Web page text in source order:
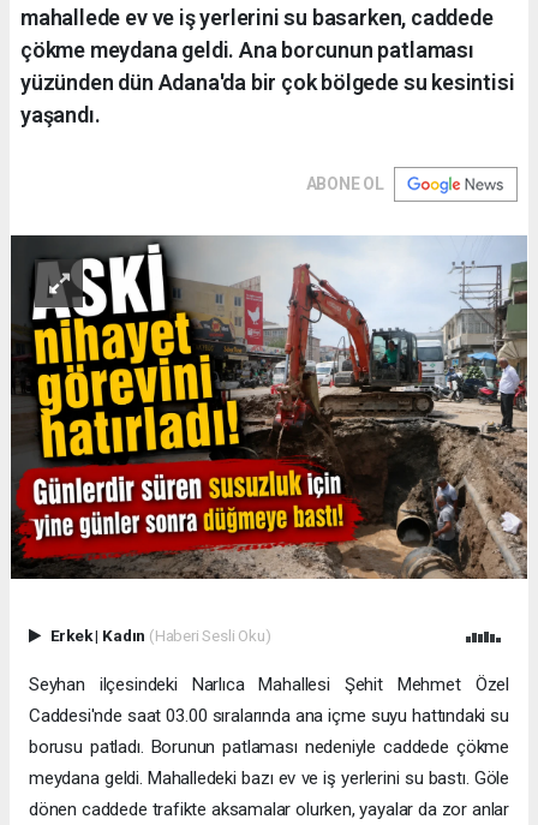
mahallede ev ve iş yerlerini su basarken, caddede
çökme meydana geldi. Ana borcunun patlaması
yüzünden dün Adana'da bir çok bölgede su kesintisi
yaşandı.
ABONE OL
Erkek| Kadın (Haberi Sesli Oku)
Seyhan ilçesindeki Narlıca Mahallesi Şehit Mehmet Özel
Caddesi'nde saat 03.00 sıralarında ana içme suyu hattındaki su
borusu patladı. Borunun patlaması nedeniyle caddede çökme
meydana geldi. Mahalledeki bazı ev ve iş yerlerini su bastı. Göle
dönen caddede trafikte aksamalar olurken, yayalar da zor anlar